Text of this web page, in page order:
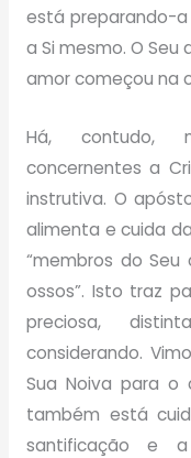
está preparando-
a Si mesmo. O
amor começou na
Há, contudo,
concernentes a
instrutiva. O
alimenta e cuida
“membros do
ossos”. Isto traz
preciosa,
considerando.
Sua Noiva para o
também está
santificação e